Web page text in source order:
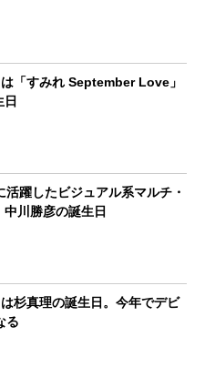
「すみれ September Love」
活躍したビジュアル系マルチ・
川勝彦の誕生日
杉真理の誕生日。今年でデビ
る